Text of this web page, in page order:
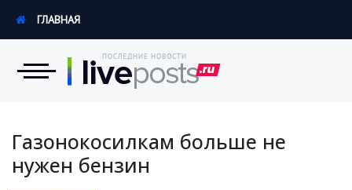
Экономика
ГЛАВНАЯ
Газонокосилкам больше не
нужен бензин